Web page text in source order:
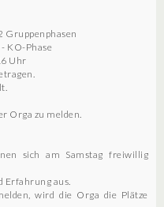
Gruppenphasen
KO-Phase
Uhr
Orga zu melden.
sich am Samstag freiwillig
Erfahrung aus.
wird die Orga die Plätze